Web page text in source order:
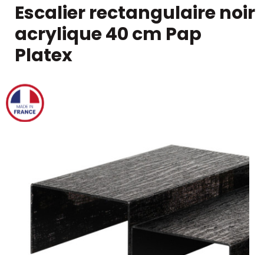
Escalier rectangulaire noir
acrylique 40 cm Pap
Platex